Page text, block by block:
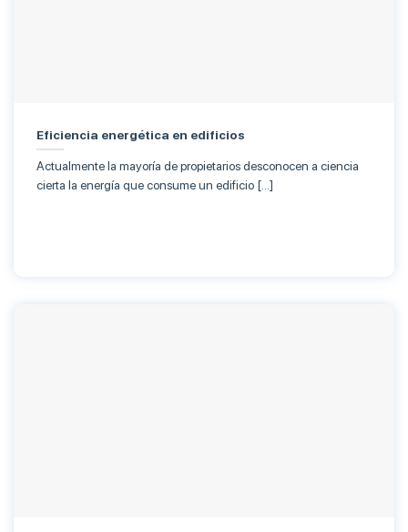
Eficiencia energética en edificios
Actualmente la mayoría de propietarios desconocen a ciencia
cierta la energía que consume un edificio […]